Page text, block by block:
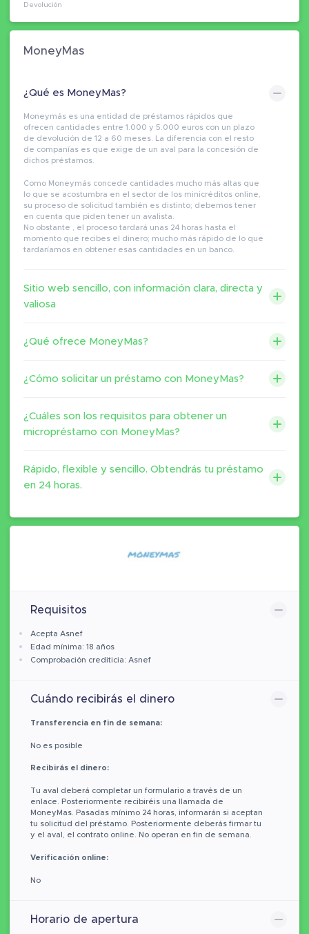
Devolución
MoneyMas
¿Qué es MoneyMas?
Moneymás es una entidad de préstamos rápidos que
ofrecen cantidades entre 1.000 y 5.000 euros con un plazo
de devolución de 12 a 60 meses. La diferencia con el resto
de companías es que exige de un aval para la concesión de
dichos préstamos.
Como Moneymás concede cantidades mucho más altas que
lo que se acostumbra en el sector de los minicréditos online,
su proceso de solicitud también es distinto; debemos tener
en cuenta que piden tener un avalista.
No obstante , el proceso tardará unas 24 horas hasta el
momento que recibes el dinero; mucho más rápido de lo que
tardaríamos en obtener esas cantidades en un banco.
Sitio web sencillo, con información clara, directa y
valiosa
¿Qué ofrece MoneyMas?
¿Cómo solicitar un préstamo con MoneyMas?
¿Cuáles son los requisitos para obtener un
micropréstamo con MoneyMas?
Rápido, flexible y sencillo. Obtendrás tu préstamo
en 24 horas.
Requisitos
Acepta Asnef
Edad mínima: 18 años
Comprobación crediticia: Asnef
Cuándo recibirás el dinero
Transferencia en fin de semana:
No es posible
Recibirás el dinero:
Tu aval deberá completar un formulario a través de un
enlace. Posteriormente recibiréis una llamada de
MoneyMas. Pasadas mínimo 24 horas, informarán si aceptan
tu solicitud del préstamo. Posteriormente deberás firmar tu
y el aval, el contrato online. No operan en fin de semana.
Verificación online:
No
Horario de apertura